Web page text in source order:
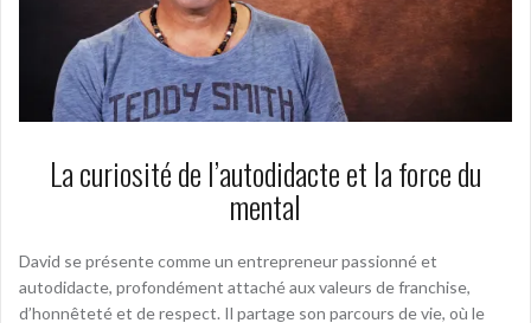
La curiosité de l’autodidacte et la force du
mental
David se présente comme un entrepreneur passionné et
autodidacte, profondément attaché aux valeurs de franchise,
d’honnêteté et de respect. Il partage son parcours de vie, où le